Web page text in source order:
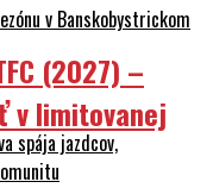
v Banskobystrickom
spája jazdcov,
(2027) –
v limitovanej